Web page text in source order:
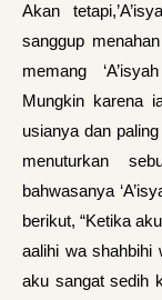
Akan
sanggup
memang
Mungkin karena
usianya dan
menu­turkan
bahwasanya
berikut, “Ketika
aalihi wa
aku sangat sedih